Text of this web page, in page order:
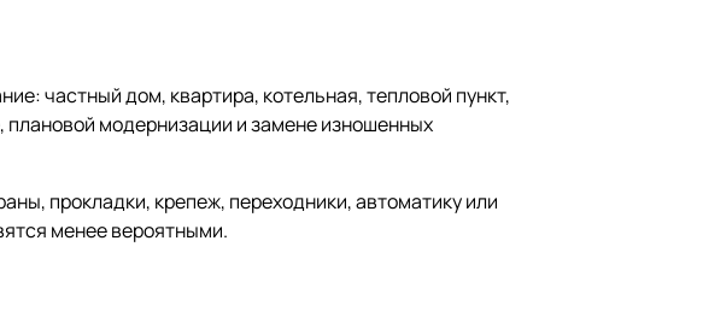
частный дом, квартира, котельная, тепловой пункт,
модернизации и замене изношенных
прокладки, крепеж, переходники, автоматику или
менее вероятными.